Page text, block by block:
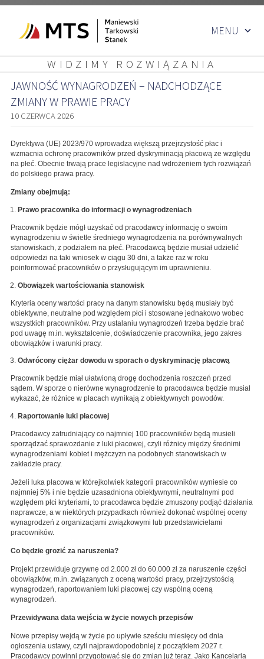
do
MENU
WIDZIMY ROZWIĄZANIA
JAWNOŚĆ WYNAGRODZEŃ – NADCHODZĄCE
ZMIANY W PRAWIE PRACY
10 CZERWCA 2026
Dyrektywa (UE) 2023/970 wprowadza większą przejrzystość płac i
wzmacnia ochronę pracowników przed dyskryminacją płacową ze względu
na płeć. Obecnie trwają prace legislacyjne nad wdrożeniem tych rozwiązań
do polskiego prawa pracy.
Zmiany obejmują:
Prawo pracownika do informacji o wynagrodzeniach
Pracownik będzie mógł uzyskać od pracodawcy informację o swoim
wynagrodzeniu w świetle średniego wynagrodzenia na porównywalnych
stanowiskach, z podziałem na płeć. Pracodawcą będzie musiał udzielić
odpowiedzi na taki wniosek w ciągu 30 dni, a także raz w roku
poinformować pracowników o przysługującym im uprawnieniu.
Obowiązek wartościowania stanowisk
Kryteria oceny wartości pracy na danym stanowisku będą musiały być
obiektywne, neutralne pod względem płci i stosowane jednakowo wobec
wszystkich pracowników. Przy ustalaniu wynagrodzeń trzeba będzie brać
pod uwagę m.in. wykształcenie, doświadczenie pracownika, jego zakres
obowiązków i warunki pracy.
Odwrócony ciężar dowodu w sporach o dyskryminację płacową
Pracownik będzie miał ułatwioną drogę dochodzenia roszczeń przed
sądem. W sporze o nierówne wynagrodzenie to pracodawca będzie musiał
wykazać, że różnice w płacach wynikają z obiektywnych powodów.
Raportowanie luki płacowej
Pracodawcy zatrudniający co najmniej 100 pracowników będą musieli
sporządzać sprawozdanie z luki płacowej, czyli różnicy między średnimi
wynagrodzeniami kobiet i mężczyzn na podobnych stanowiskach w
zakładzie pracy.
Jeżeli luka płacowa w którejkolwiek kategorii pracowników wyniesie co
najmniej 5% i nie będzie uzasadniona obiektywnymi, neutralnymi pod
względem płci kryteriami, to pracodawca będzie zmuszony podjąć działania
naprawcze, a w niektórych przypadkach również dokonać wspólnej oceny
wynagrodzeń z organizacjami związkowymi lub przedstawicielami
pracowników.
Co będzie grozić za naruszenia?
Projekt przewiduje grzywnę od 2.000 zł do 60.000 zł za naruszenie części
obowiązków, m.in. związanych z oceną wartości pracy, przejrzystością
wynagrodzeń, raportowaniem luki płacowej czy wspólną oceną
wynagrodzeń.
Przewidywana data wejścia w życie nowych przepisów
Nowe przepisy wejdą w życie po upływie sześciu miesięcy od dnia
ogłoszenia ustawy, czyli najprawdopodobniej z początkiem 2027 r.
Pracodawcy powinni przygotować się do zmian już teraz. Jako Kancelaria